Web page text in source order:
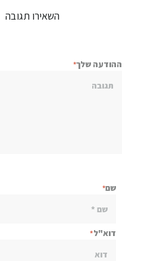
השאירו תגובה
ההודעה שלך
שם
דוא"ל